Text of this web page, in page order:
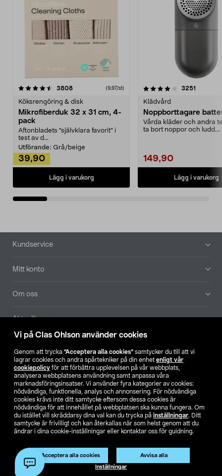
Vi på Clas Ohlson använder cookies
Genom att trycka ”Acceptera alla cookies” samtycker du till att vi
lagrar cookies och andra spårtekniker på din enhet enligt vår
cookiepolicy för att förbättra upplevelsen på vår webbplats,
analysera webbplatsens användning samt anpassa våra
marknadsföringsinsatser. Vi använder fyra kategorier av cookies:
nödvändiga, funktionella, analys och annonsering. För nödvändiga
cookies krävs inte ditt samtycke eftersom dessa cookies är
nödvändiga för att innehållet på webbplatsen ska kunna fungera. Om
du istället vill skräddarsy dina val kan du trycka på inställningar. Ditt
samtycke är frivilligt och kan återkallas när som helst genom att du
ändrar i dina cookie-inställningar eller kontaktar oss för guidning.
Acceptera alla cookies Avvisa alla
Inställningar
3808recensioner (9,97/st)
Köksrengöring & disk
Mikrofiberduk 32 x 31 cm, 4-
pack
Aftonbladets "självklara favorit” i
test av d...
Utförande: Grå/beige
39,90
Lägg i varukorg
4.0av 5 stjärnor 3251
Klädvård
Noppborttagare
Vårda kläder och andra
ta bort noppor och ludd.
149,90
Lägg i varukorg
4.5av 5 stjärnor
Sidfot
Kundservice
Mitt konto
Om oss
Aktuellt
Hitta butik
SE NO FI
Köpvillkor Privacy statement Klubbvillkor
För företag
Ändra till priser exklusive moms